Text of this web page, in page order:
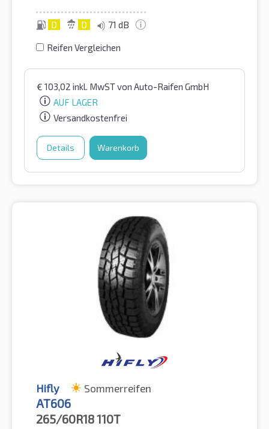
D D 71 dB
Reifen Vergleichen
€ 103,02 inkl. MwSTvon Auto-Raifen GmbH
AUF LAGER
Versandkostenfrei
Details Warenkorb
Hifly Sommerreifen
AT606
265/60R18110T